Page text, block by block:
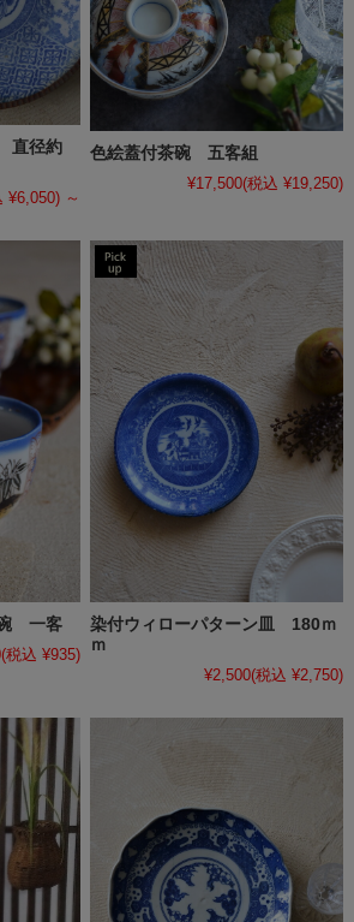
直径約
¥6,050) ～
色絵蓋付茶碗 五客組
¥17,500(税込 ¥19,250)
一客
(税込 ¥935)
染付ウィローパターン皿 180ｍ
ｍ
¥2,500(税込 ¥2,750)